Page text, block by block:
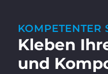
KOMPETENTER
Kleben
und